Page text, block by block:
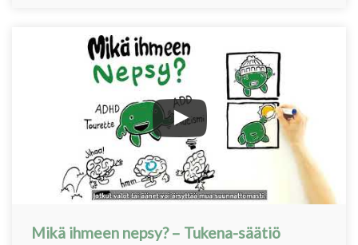
Mikä ihmeen nepsy? – Tukena-säätiö